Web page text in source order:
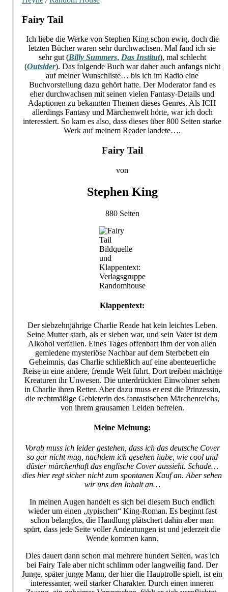
Fairy Tail
Ich liebe die Werke von Stephen King schon ewig, doch die
letzten Bücher waren sehr durchwachsen. Mal fand ich sie
sehr gut (Billy Summers, Das Institut), mal schlecht
(Outsider). Das folgende Buch war daher auch anfangs nicht
auf meiner Wunschliste… bis ich im Radio eine
Buchvorstellung dazu gehört hatte. Der Moderator fand es
eher durchwachsen mit seinen vielen Fantasy-Details und
Adaptionen zu bekannten Themen dieses Genres. Als ICH
allerdings Fantasy und Märchenwelt hörte, war ich doch
interessiert. So kam es also, dass dieses über 800 Seiten starke
Werk auf meinem Reader landete….
Fairy Tail
von
Stephen King
880 Seiten
Bildquelle
und
Klappentext:
Verlagsgruppe
Randomhouse
Klappentext:
Der siebzehnjährige Charlie Reade hat kein leichtes Leben.
Seine Mutter starb, als er sieben war, und sein Vater ist dem
Alkohol verfallen. Eines Tages offenbart ihm der von allen
gemiedene mysteriöse Nachbar auf dem Sterbebett ein
Geheimnis, das Charlie schließlich auf eine abenteuerliche
Reise in eine andere, fremde Welt führt. Dort treiben mächtige
Kreaturen ihr Unwesen. Die unterdrückten Einwohner sehen
in Charlie ihren Retter. Aber dazu muss er erst die Prinzessin,
die rechtmäßige Gebieterin des fantastischen Märchenreichs,
von ihrem grausamen Leiden befreien.
Meine Meinung:
Vorab muss ich leider gestehen, dass ich das deutsche Cover
so gar nicht mag, nachdem ich gesehen habe, wie cool und
düster märchenhaft das englische Cover aussieht. Schade…
dies hier regt sicher nicht zum spontanen Kauf an. Aber sehen
wir uns den Inhalt an…
In meinen Augen handelt es sich bei diesem Buch endlich
wieder um einen „typischen“ King-Roman. Es beginnt fast
schon belanglos, die Handlung plätschert dahin aber man
spürt, dass jede Seite voller Andeutungen ist und jederzeit die
Wende kommen kann.
Dies dauert dann schon mal mehrere hundert Seiten, was ich
bei Fairy Tale aber nicht schlimm oder langweilig fand. Der
Junge, später junge Mann, der hier die Hauptrolle spielt, ist ein
interessanter, weil starker Charakter. Durch einen inneren